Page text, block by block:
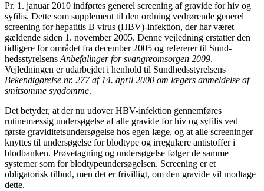
Pr. 1. januar 2010 indførtes generel screening af gravide for hiv og
syfilis. Dette som supplement til den ordning vedrørende generel
screening for hepatitis B virus (HBV)-infektion, der har været
gældende siden 1. november 2005. Denne vejled­ning er­statter den
tidligere for området fra december 2005 og refererer til Sund­
hedsstyrel­sens Anbefalinger for svangreomsorgen 2009.
Vejledningen er udarbej­det i hen­hold til Sundhedsstyrelsens
Bekendtgørelse nr. 277 af 14. april 2000 om lægers anmeldelse af
smitsomme sygdomme.
Det betyder, at der nu udover HBV-infektion gennemføres
rutinemæssig undersø­gelse af alle gravide for hiv og syfilis ved
første graviditetsundersøgelse hos egen læge, og at alle screeninger
knyttes til undersøgelse for blodtype og irregulære an­tistoffer i
blodbanken. Prøvetagning og undersøgelse følger de samme
systemer som for blodtypeundersøgelsen. Screening er et
obligatorisk tilbud, men det er fri­villigt, om den gravide vil modtage
dette.